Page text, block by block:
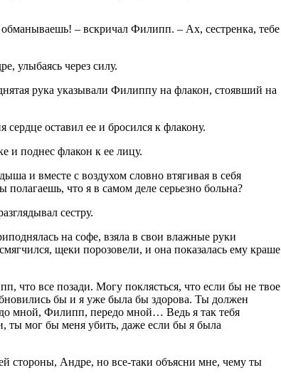
– вскричал Филипп. – Ах, сестренка, тебе
улыбаясь через силу.
рука указывали Филиппу на флакон, стоявший на
оставил ее и бросился к флакону.
и поднес флакон к ее лицу.
и вместе с воздухом словно втягивая в себя
что я в самом деле серьезно больна?
сестру.
на софе, взяла в свои влажные руки
щеки порозовели, и она показалась ему краше
все позади. Могу поклясться, что если бы не твое
бы и я уже была бы здорова. Ты должен
мной, Филипп, передо мной… Ведь я так тебя
мог бы меня убить, даже если бы я была
стороны, Андре, но все-таки объясни мне, чему ты